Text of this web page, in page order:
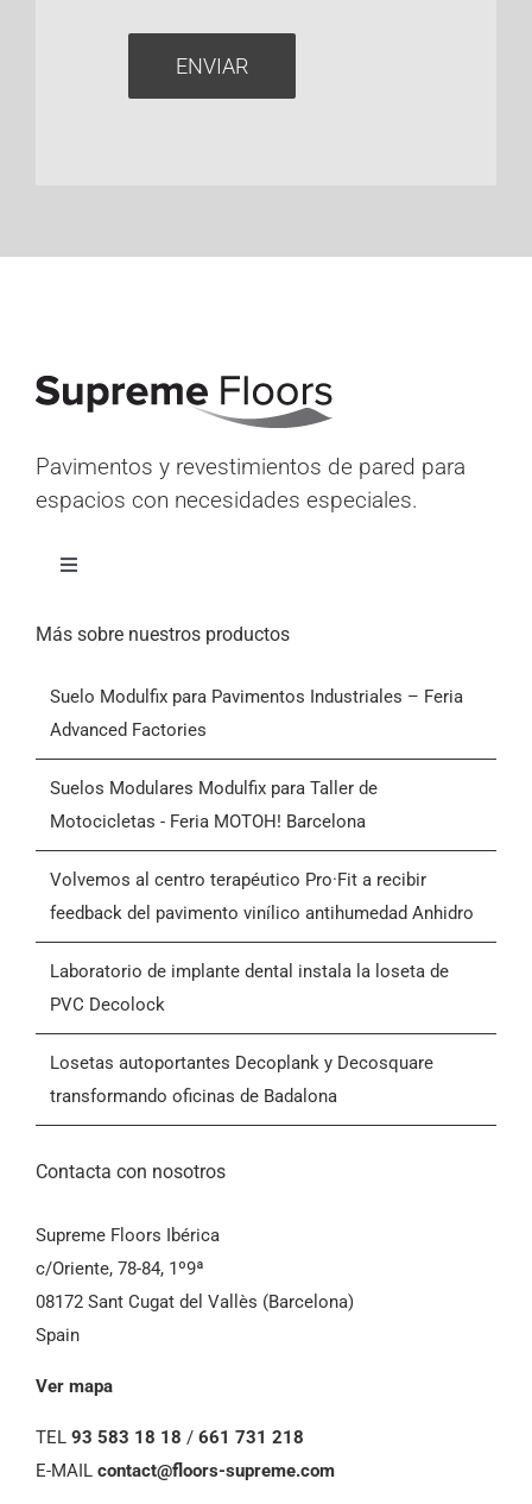
ENVIAR
Pavimentos y revestimientos de pared para
espacios con necesidades especiales.
Alternar
Inicio
Productos
Quiénes somos
Contactar
Más sobre nuestros productos
Suelo Modulfix para Pavimentos Industriales – Feria
Advanced Factories
Suelos Modulares Modulfix para Taller de
Motocicletas - Feria MOTOH! Barcelona
Volvemos al centro terapéutico Pro·Fit a recibir
feedback del pavimento vinílico antihumedad Anhidro
Laboratorio de implante dental instala la loseta de
PVC Decolock
Losetas autoportantes Decoplank y Decosquare
transformando oficinas de Badalona
Contacta con nosotros
Supreme Floors Ibérica
c/Oriente, 78-84, 1º9ª
08172 Sant Cugat del Vallès (Barcelona)
Spain
Ver mapa
TEL 93 583 18 18 / 661 731 218
E-MAIL contact@floors-supreme.com